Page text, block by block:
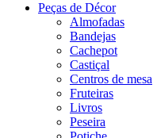
Peças de Décor
Almofadas
Bandejas
Cachepot
Castiçal
Centros de mesa
Fruteiras
Livros
Peseira